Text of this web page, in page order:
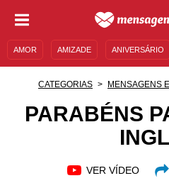
AMOR AMIZADE ANIVERSÁRIO
CATEGORIAS MENSAGENS
PARABÉNS
VER VÍDEO